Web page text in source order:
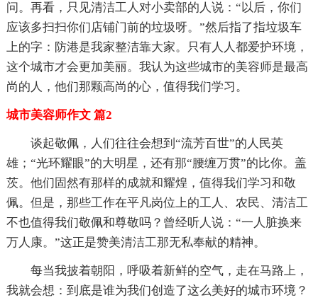
问。再看，只见清洁工人对小卖部的人说：“以后，你们
应该多扫扫你们店铺门前的垃圾呀。”然后指了指垃圾车
上的字：防港是我家整洁靠大家。只有人人都爱护环境，
这个城市才会更加美丽。我认为这些城市的美容师是最高
尚的人，他们那颗高尚的心，值得我们学习。
城市美容师作文 篇2
谈起敬佩，人们往往会想到“流芳百世”的人民英
雄；“光环耀眼”的大明星，还有那“腰缠万贯”的比你。盖
茨。他们固然有那样的成就和耀煌，值得我们学习和敬
佩。但是，那些工作在平凡岗位上的工人、农民、清洁工
不也值得我们敬佩和尊敬吗？曾经听人说：“一人脏换来
万人康。”这正是赞美清洁工那无私奉献的精神。
每当我披着朝阳，呼吸着新鲜的空气，走在马路上，
我就会想：到底是谁为我们创造了这么美好的城市环境？